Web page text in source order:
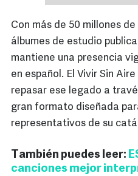
Con más de 50 millones de
álbumes de estudio
mantiene una presencia
en español. El Vivir Sin
repasar ese legado a
gran formato diseñada
representativos de su
También puedes leer:
canciones mejor